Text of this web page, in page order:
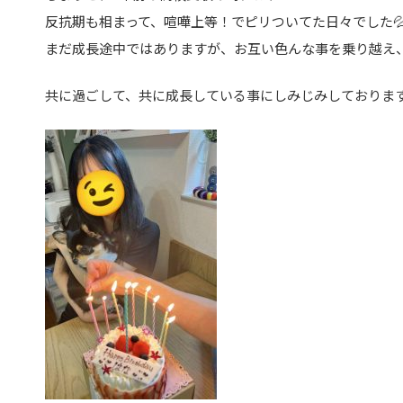
反抗期も相まって、喧嘩上等！でピリついてた日々でした
まだ成長途中ではありますが、お互い色んな事を乗り越え、
共に過ごして、共に成長している事にしみじみしております